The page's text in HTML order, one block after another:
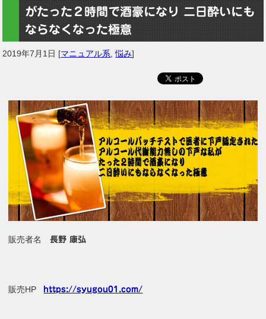
がたった２時間で酒豪になり 二日酔いにも
ならなくなった極意
2019年7月1日 [マニュアル系 ,悩み]
販売者名長野 康弘
販売HP https://syugou01.com/